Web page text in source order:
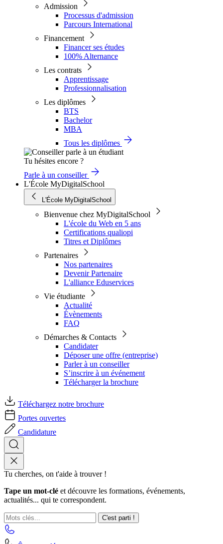
Admission
Processus d'admission
Parcours International
Financement
Financer ses études
100% Alternance
Les contrats
Apprentissage
Professionnalisation
Les diplômes
BTS
Bachelor
MBA
Tous les diplômes
Tu hésites encore ?
Parle à un conseiller
L'École MyDigitalSchool
L'École MyDigitalSchool
Bienvenue chez MyDigitalSchool
L'école du Web en 5 ans
Certifications qualiopi
Titres et Diplômes
Partenaires
Nos partenaires
Devenir Partenaire
L'alliance Eduservices
Vie étudiante
Actualité
Évènements
FAQ
Démarches & Contacts
Candidater
Déposer une offre (entreprise)
Parler à un conseiller
S’inscrire à un événement
Télécharger la brochure
Téléchargez notre brochure
Portes ouvertes
Candidature
Tu cherches, on t'aide à trouver !
Tape un mot-clé et découvre les formations, événements,
actualités... qui te correspondent.
C'est parti !